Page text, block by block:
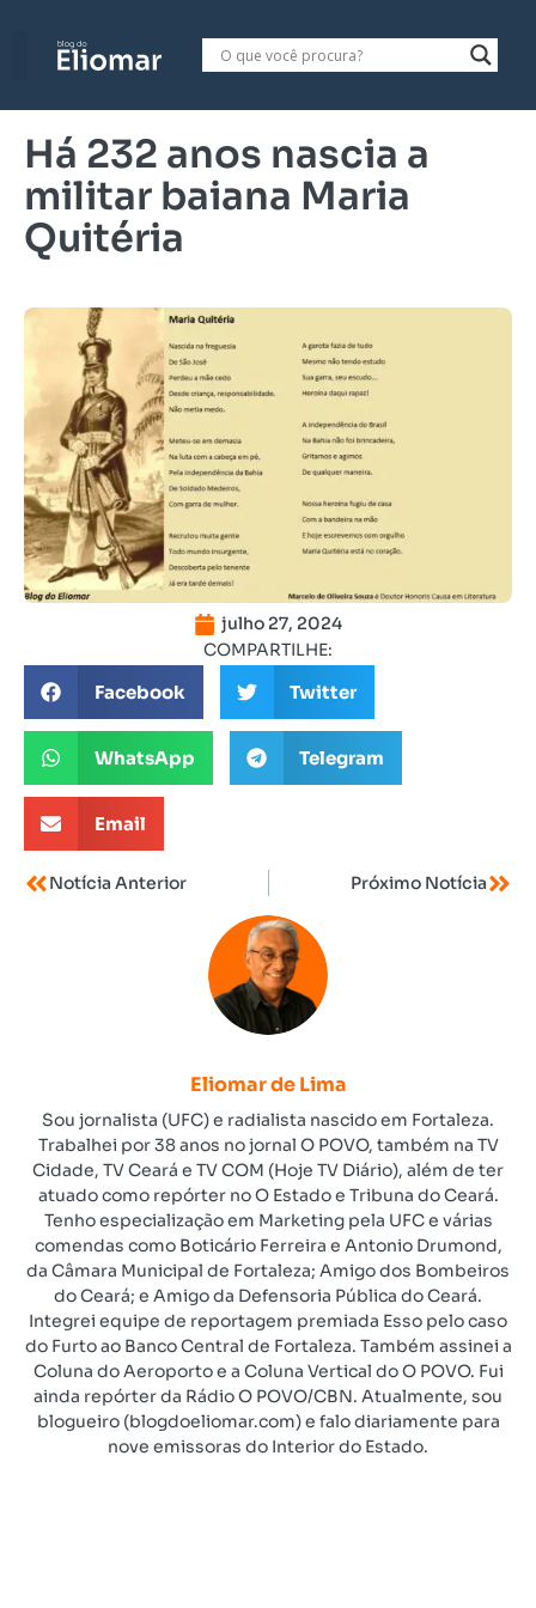
Há 232 anos nascia a
militar baiana Maria
Quitéria
julho 27, 2024
COMPARTILHE:
Facebook Twitter
WhatsApp Telegram
Email
Notícia Anterior Próximo Notícia
Eliomar de Lima
Sou jornalista (UFC) e radialista nascido em Fortaleza.
Trabalhei por 38 anos no jornal O POVO, também na TV
Cidade, TV Ceará e TV COM (Hoje TV Diário), além de ter
atuado como repórter no O Estado e Tribuna do Ceará.
Tenho especialização em Marketing pela UFC e várias
comendas como Boticário Ferreira e Antonio Drumond,
da Câmara Municipal de Fortaleza; Amigo dos Bombeiros
do Ceará; e Amigo da Defensoria Pública do Ceará.
Integrei equipe de reportagem premiada Esso pelo caso
do Furto ao Banco Central de Fortaleza. Também assinei a
Coluna do Aeroporto e a Coluna Vertical do O POVO. Fui
ainda repórter da Rádio O POVO/CBN. Atualmente, sou
blogueiro (blogdoeliomar.com) e falo diariamente para
nove emissoras do Interior do Estado.